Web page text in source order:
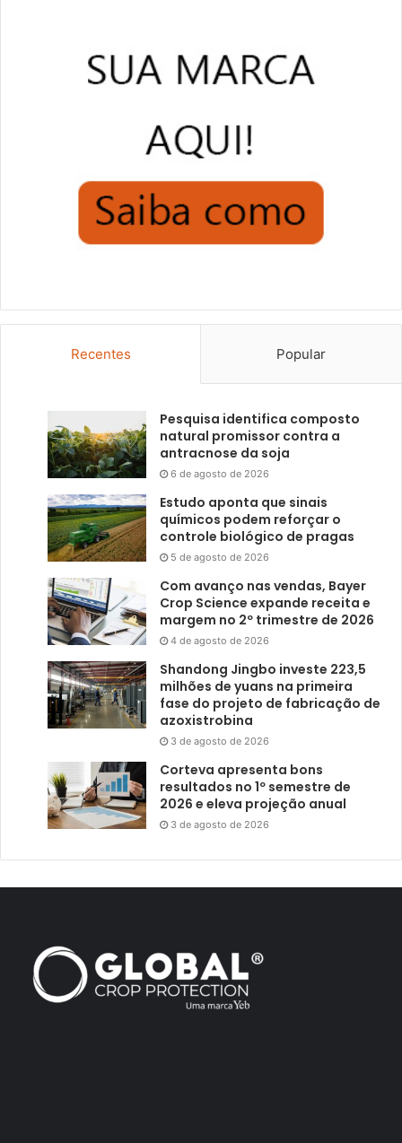
Recentes Popular
Pesquisa identifica composto
natural promissor contra a
antracnose da soja
6 de agosto de 2026
Estudo aponta que sinais
químicos podem reforçar o
controle biológico de pragas
5 de agosto de 2026
Com avanço nas vendas, Bayer
Crop Science expande receita e
margem no 2º trimestre de 2026
4 de agosto de 2026
Shandong Jingbo investe 223,5
milhões de yuans na primeira
fase do projeto de fabricação de
azoxistrobina
3 de agosto de 2026
Corteva apresenta bons
resultados no 1º semestre de
2026 e eleva projeção anual
3 de agosto de 2026